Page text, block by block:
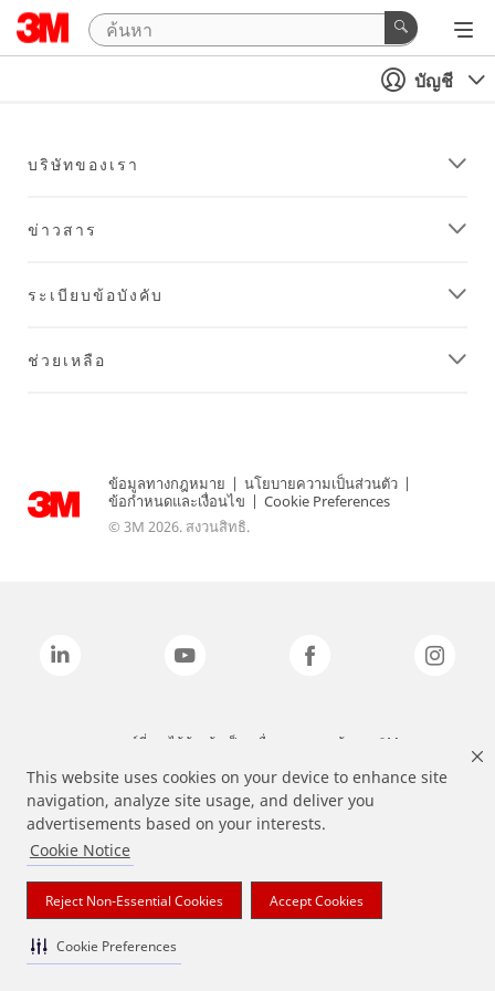
This website uses cookies on your device to enhance site
navigation, analyze site usage, and deliver you
advertisements based on your interests.
Cookie Notice
Reject Non-Essential Cookies Accept Cookies
Cookie Preferences
บัญชี
บริษัทของเรา
ข่าวสาร
ระเบียบข้อบังคับ
ช่วยเหลือ
ข้อมูลทางกฎหมาย | นโยบายความเป็นส่วนตัว |
ข้อกำหนดและเงื่อนไข | Cookie Preferences
© 3M 2026. สงวนสิทธิ.
แบรนด์ที่ระบุไว้ข้างต้นเป็นเครื่องหมายการค้าของ 3M